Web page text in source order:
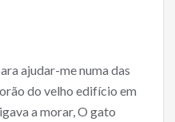
ajudar-me numa das
do velho edifício em
a morar, O gato